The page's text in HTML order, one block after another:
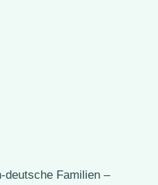
deutsche Familien –